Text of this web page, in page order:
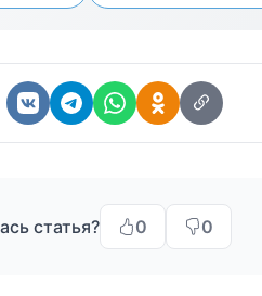
статья? 0 0